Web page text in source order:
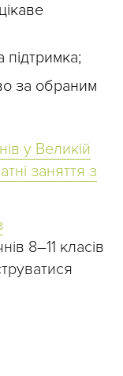
підтримка;
за обраним
у Великій
заняття з
8–11 класів